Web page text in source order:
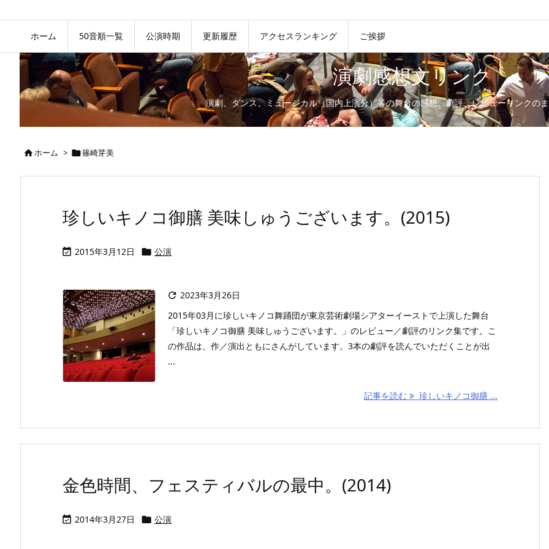
ホーム 50音順一覧 公演時期 更新履歴 アクセスランキング ご挨拶
演劇感想文リンク
演劇、ダンス、ミュージカル（国内上演分）等の舞台の感想、劇評、レビューリンクの
ホーム > 篠崎芽美
珍しいキノコ御膳 美味しゅうございます。(2015)
 2015年3月12日  公演
 2023年3月26日
2015年03月に珍しいキノコ舞踊団が東京芸術劇場シアターイーストで上演した舞台
「珍しいキノコ御膳 美味しゅうございます。」のレビュー／劇評のリンク集です。こ
の作品は、作／演出ともにさんがしています。3本の劇評を読んでいただくことが出
...
記事を読む 珍しいキノコ御膳 ...
金色時間、フェスティバルの最中。(2014)
 2014年3月27日  公演